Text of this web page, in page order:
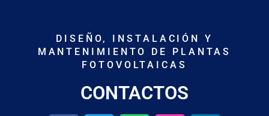
DISEÑO, INSTALACIÓN Y
MANTENIMIENTO DE PLANTAS
FOTOVOLTAICAS
CONTACTOS